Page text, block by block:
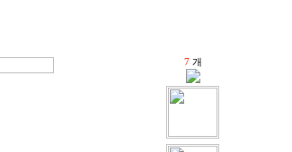
7개